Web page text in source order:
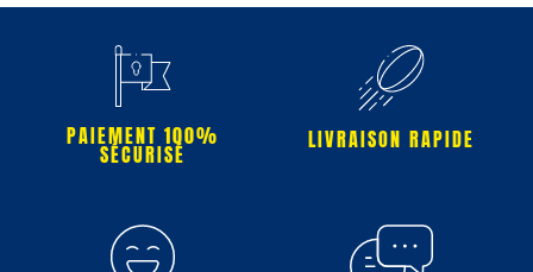
PAIEMENT 100%
SÉCURISÉ
LIVRAISON RAPIDE